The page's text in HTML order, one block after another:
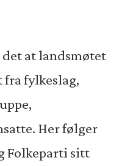
at landsmøtet
fra fylkeslag,
Her følger
Folkeparti sitt